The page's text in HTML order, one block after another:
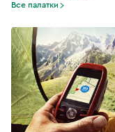
Все палатки